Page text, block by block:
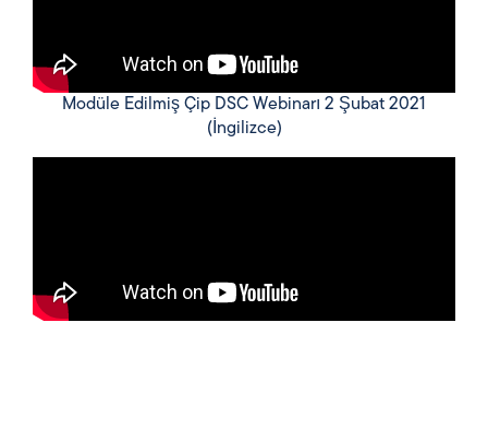
Modüle Edilmiş Çip DSC Webinarı 2 Şubat 2021
(İngilizce)